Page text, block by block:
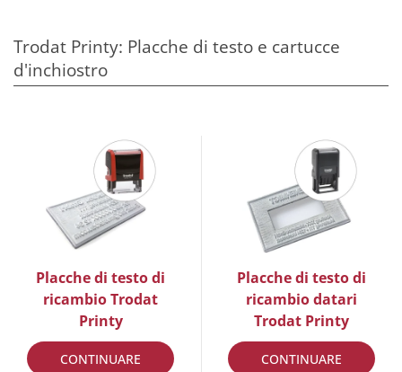
Trodat Printy: Placche di testo e cartucce
d'inchiostro
Placche di testo di
ricambio Trodat
Printy
CONTINUARE
Placche di testo di
ricambio datari
Trodat Printy
CONTINUARE